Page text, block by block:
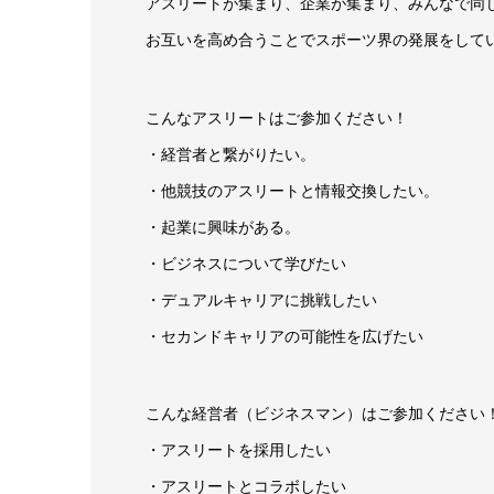
お互いを高め合うことでスポーツ界の発展をして
こんなアスリートはご参加ください！
・経営者と繋がりたい。
・他競技のアスリートと情報交換したい。
・起業に興味がある。
・ビジネスについて学びたい
・デュアルキャリアに挑戦したい
・セカンドキャリアの可能性を広げたい
こんな経営者（ビジネスマン）はご参加ください！
・アスリートを採用したい
・アスリートとコラボしたい